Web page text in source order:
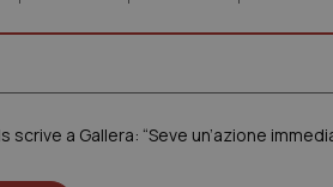
scrive a Gallera: “Seve un’azione